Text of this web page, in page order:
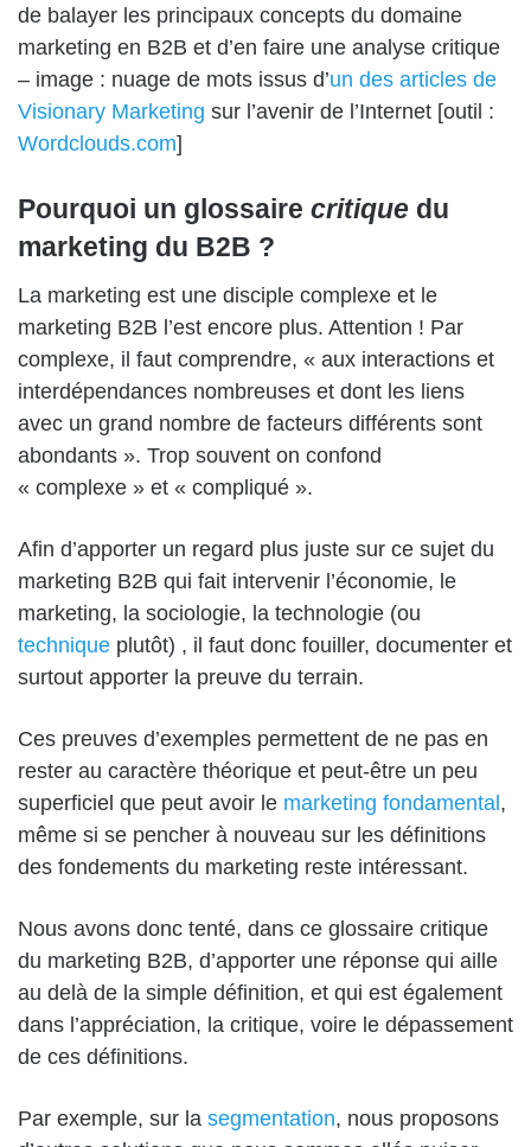
de balayer les principaux concepts du domaine
marketing en B2B et d’en faire une analyse critique
– image : nuage de mots issus d’un des articles de
Visionary Marketing sur l’avenir de l’Internet [outil :
Wordclouds.com]
Pourquoi un glossaire critique du
marketing du B2B ?
La marketing est une disciple complexe et le
marketing B2B l’est encore plus. Attention ! Par
complexe, il faut comprendre, « aux interactions et
interdépendances nombreuses et dont les liens
avec un grand nombre de facteurs différents sont
abondants ». Trop souvent on confond
« complexe » et « compliqué ».
Afin d’apporter un regard plus juste sur ce sujet du
marketing B2B qui fait intervenir l’économie, le
marketing, la sociologie, la technologie (ou
technique plutôt) , il faut donc fouiller, documenter et
surtout apporter la preuve du terrain.
Ces preuves d’exemples permettent de ne pas en
rester au caractère théorique et peut-être un peu
superficiel que peut avoir le marketing fondamental,
même si se pencher à nouveau sur les définitions
des fondements du marketing reste intéressant.
Nous avons donc tenté, dans ce glossaire critique
du marketing B2B, d’apporter une réponse qui aille
au delà de la simple définition, et qui est également
dans l’appréciation, la critique, voire le dépassement
de ces définitions.
Par exemple, sur la segmentation, nous proposons